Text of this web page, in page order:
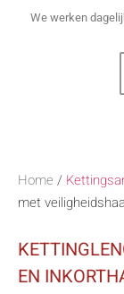
We werken
Home /
met
EN